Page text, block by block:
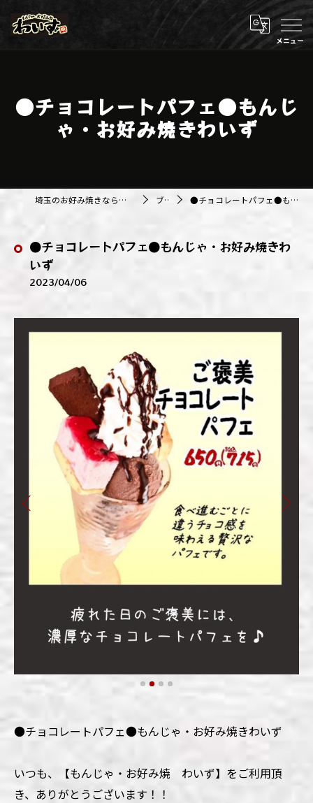
●チョコレートパフェ●もんじ
ゃ・お好み焼きわいず
埼玉のお好み焼きなら株式会社アジルカンパニー ブログ ●チョコレートパフェ●もんじゃ・お好み焼きわいず
●チョコレートパフェ●もんじゃ・お好み焼きわ
いず
2023/04/06
●チョコレートパフェ●もんじゃ・お好み焼きわいず
いつも、【もんじゃ・お好み焼 わいず】をご利用頂
き、ありがとうございます！！